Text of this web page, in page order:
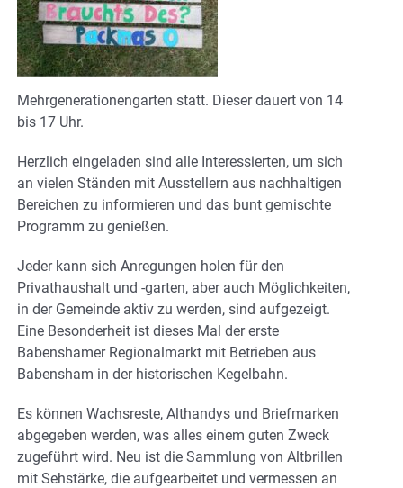
Mehrgenerationengarten statt. Dieser dauert von 14
bis 17 Uhr.
Herzlich eingeladen sind alle Interessierten, um sich
an vielen Ständen mit Ausstellern aus nachhaltigen
Bereichen zu informieren und das bunt gemischte
Programm zu genießen.
Jeder kann sich Anregungen holen für den
Privathaushalt und -garten, aber auch Möglichkeiten,
in der Gemeinde aktiv zu werden, sind aufgezeigt.
Eine Besonderheit ist dieses Mal der erste
Babenshamer Regionalmarkt mit Betrieben aus
Babensham in der historischen Kegelbahn.
Es können Wachsreste, Althandys und Briefmarken
abgegeben werden, was alles einem guten Zweck
zugeführt wird. Neu ist die Sammlung von Altbrillen
mit Sehstärke, die aufgearbeitet und vermessen an